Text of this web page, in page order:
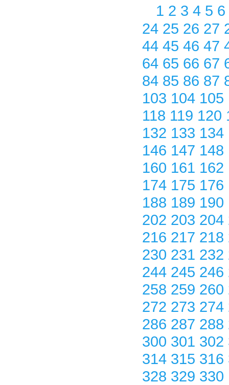
1 2 3 4 5 6
24 25 26 27
44 45 46 47
64 65 66 67
84 85 86 87
103 104 105
118 119 120
132 133 134
146 147 148
160 161 162
174 175 176
188 189 190
202 203 204
216 217 218
230 231 232
244 245 246
258 259 260
272 273 274
286 287 288
300 301 302
314 315 316
328 329 330